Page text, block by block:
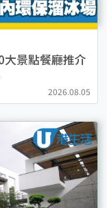
景點餐廳推介
2026.08.05